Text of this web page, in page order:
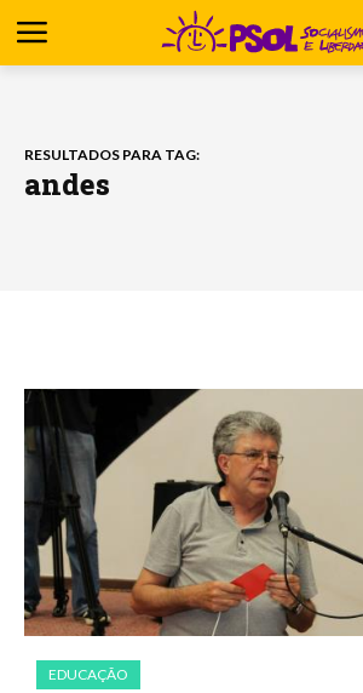
RESULTADOS PARA TAG:
andes
EDUCAÇÃO